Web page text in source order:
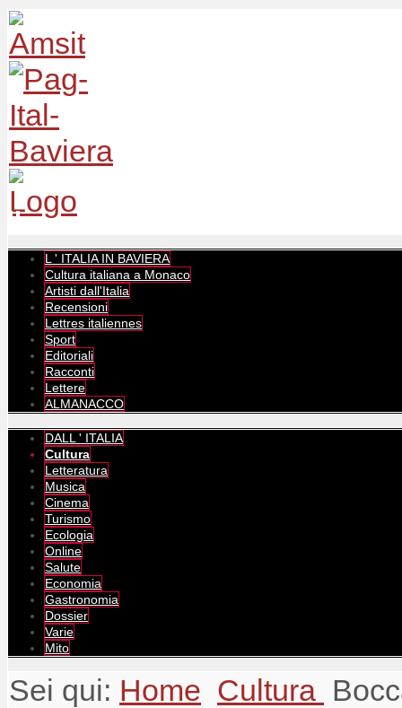
L ' ITALIA IN BAVIERA
Cultura italiana a Monaco
Artisti dall'Italia
Recensioni
Lettres italiennes
Sport
Editoriali
Racconti
Lettere
ALMANACCO
DALL ' ITALIA
Cultura
Letteratura
Musica
Cinema
Turismo
Ecologia
Online
Salute
Economia
Gastronomia
Dossier
Varie
Mito
Sei qui: Home Cultura